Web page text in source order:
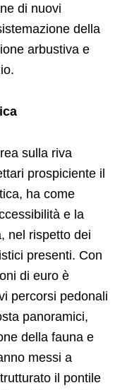
di nuovi
della
arbustiva e
sulla riva
prospiciente il
ha come
e la
nel rispetto dei
presenti. Con
di euro è
percorsi pedonali
panoramici,
della fauna e
messi a
il pontile